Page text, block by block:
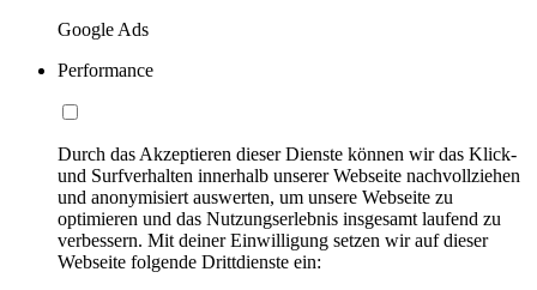
Google Ads
Performance
Durch das Akzeptieren dieser Dienste können wir das Klick-
und Surfverhalten innerhalb unserer Webseite nachvollziehen
und anonymisiert auswerten, um unsere Webseite zu
optimieren und das Nutzungserlebnis insgesamt laufend zu
verbessern. Mit deiner Einwilligung setzen wir auf dieser
Webseite folgende Drittdienste ein: